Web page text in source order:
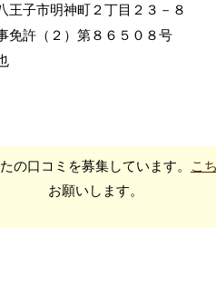
王子市明神町２丁目２３－８
免許（２）第８６５０８号
の口コミを募集しています。
こ
お願いします。